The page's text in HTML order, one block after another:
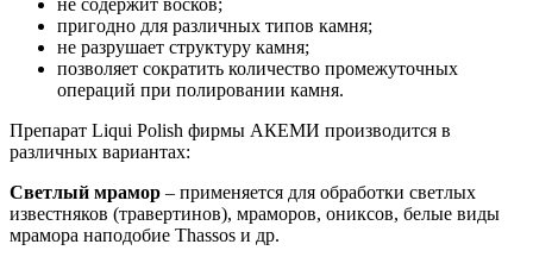
пригодно для различных типов камня;
не разрушает структуру камня;
позволяет сократить количество промежуточных
операций при полировании камня.
Препарат Liqui Polish фирмы АКЕМИ производится в
различных вариантах:
Светлый мрамор – применяется для обработки светлых
известняков (травертинов), мраморов, ониксов, белые виды
мрамора наподобие Thassos и др.